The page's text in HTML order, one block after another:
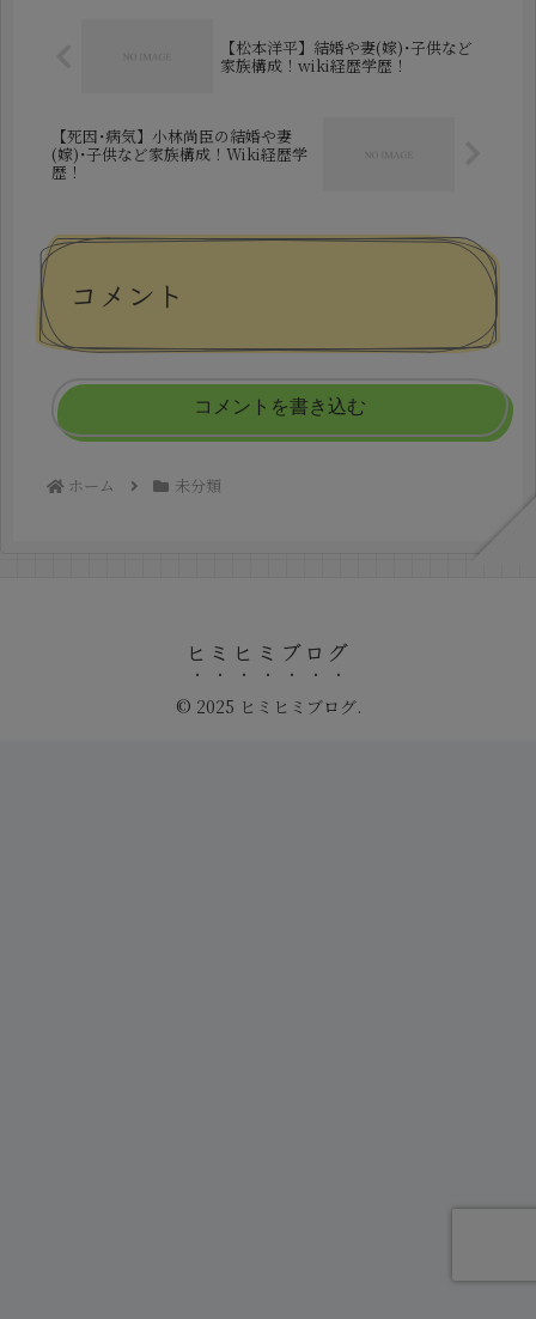
【松本洋平】結婚や妻(嫁)･子供など
家族構成！wiki経歴学歴！
【死因･病気】小林尚臣の結婚や妻
(嫁)･子供など家族構成！Wiki経歴学
歴！
コメント
コメントを書き込む
ホーム 未分類
ヒミヒミブログ
© 2025 ヒミヒミブログ.